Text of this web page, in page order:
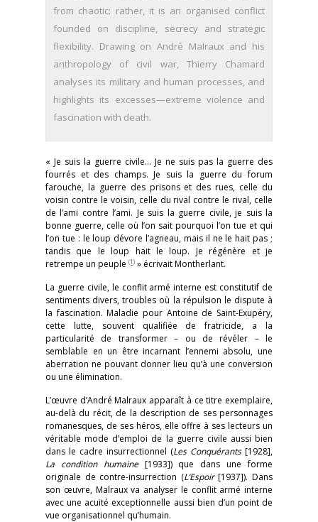
from chaotic: rather, it is an organised conflict
founded on discipline, secrecy and strategic
flexibility. Drawing on André Malraux and his
anthropology of civil war, Thierry Chamard
analyses its military and human processes, and
highlights its excesses—extreme violence and
fascination with death.
« Je suis la guerre civile… Je ne suis pas la guerre des
fourrés et des champs. Je suis la guerre du forum
farouche, la guerre des prisons et des rues, celle du
voisin contre le voisin, celle du rival contre le rival, celle
de l’ami contre l’ami. Je suis la guerre civile, je suis la
bonne guerre, celle où l’on sait pourquoi l’on tue et qui
l’on tue : le loup dévore l’agneau, mais il ne le hait pas ;
tandis que le loup hait le loup. Je régénère et je
retrempe un peuple (1) » écrivait Montherlant.
La guerre civile, le conflit armé interne est constitutif de
sentiments divers, troubles où la répulsion le dispute à
la fascination. Maladie pour Antoine de Saint-Exupéry,
cette lutte, souvent qualifiée de fratricide, a la
particularité de transformer – ou de révéler – le
semblable en un être incarnant l’ennemi absolu, une
aberration ne pouvant donner lieu qu’à une conversion
ou une élimination.
L’œuvre d’André Malraux apparaît à ce titre exemplaire,
au-delà du récit, de la description de ses personnages
romanesques, de ses héros, elle offre à ses lecteurs un
véritable mode d’emploi de la guerre civile aussi bien
dans le cadre insurrectionnel (Les Conquérants[1928],
La condition humaine[1933]) que dans une forme
originale de contre-insurrection (L’Espoir[1937]). Dans
son œuvre, Malraux va analyser le conflit armé interne
avec une acuité exceptionnelle aussi bien d’un point de
vue organisationnel qu’humain.